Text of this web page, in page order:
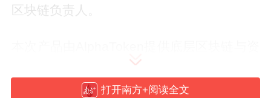
区块链负责人。
产代币化基础设施支持。作为云锋金融集团
战略投资的成员企业，AlphaToken与云锋金
打开南方+阅读全文